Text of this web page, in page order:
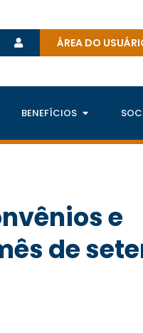
ÁREA DO
BENEFÍCIOS
e
de